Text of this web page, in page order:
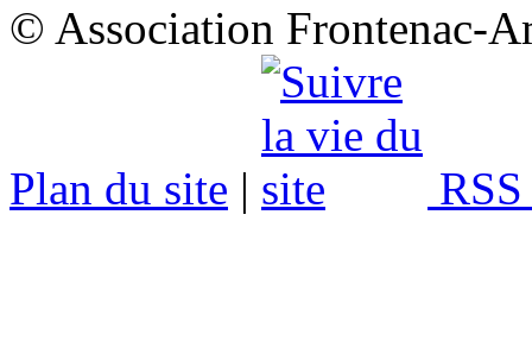
© Association Frontenac-
Plan du site |